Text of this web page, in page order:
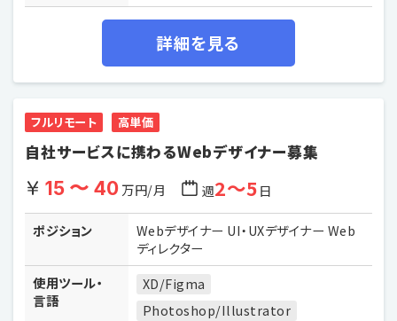
詳細を見る
フルリモート 高単価
自社サービスに携わるWebデザイナー募集
15 〜 40万円/月 週2〜5日
ポジション
Webデザイナー UI・UXデザイナー Web
ディレクター
使用ツール・
言語
XD/Figma
Photoshop/Illustrator